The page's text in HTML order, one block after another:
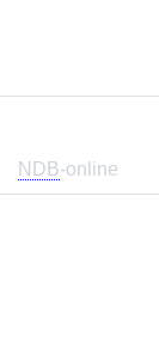
NDB-online